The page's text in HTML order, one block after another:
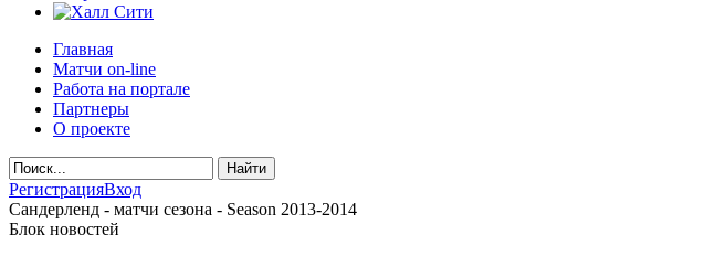
Главная
Матчи on-line
Работа на портале
Партнеры
О проекте
РегистрацияВход
Сандерленд - матчи сезона - Season 2013-2014
Блок новостей